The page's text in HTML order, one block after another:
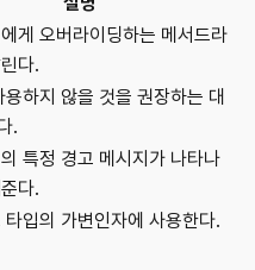
게 오버라이딩하는 메서드라
다.
용하지 않을 것을 권장하는 대
.
특정 경고 메시지가 나타나
다.
타입의 가변인자에 사용한다.